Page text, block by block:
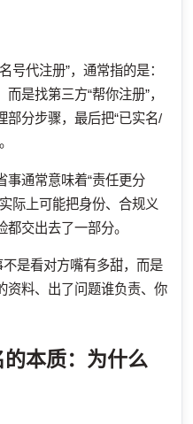
号代注册”，通常指的是：
是找第三方“帮你注册”，
部分步骤，最后把“已实名/
事通常意味着“责任更分
际上可能把身份、合规义
交出去了一部分。
不是看对方嘴有多甜，而是
资料、出了问题谁负责、你
本质：为什么